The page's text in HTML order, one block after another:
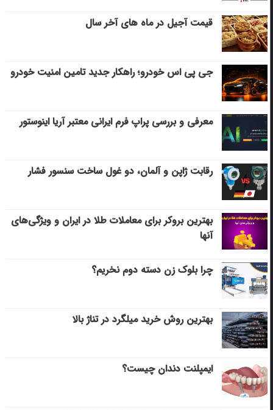
قیمت آجیل در ماه های آخر سال
جی پی اس خودرو؛ راهکار جدید تامین امنیت خودرو
معرفی و بررسی پراپ فرم ایرانی معتبر آریا اینوستور
رقابت ژاپن و آلمان، دو غول ساخت سنسور فشار
بهترین بروکر برای معاملات طلا در ایران و ویژگی‌های
آنها
چرا بلوک زن دسته دوم نخریم؟
بهترین روش خرید میلگرد در تناژ بالا
ایمپلنت دندان چیست؟